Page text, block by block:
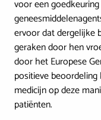
voor een
ervoor dat dergelijke
geraken door hen
door het Europese
positieve
medicijn op deze
patiënten.